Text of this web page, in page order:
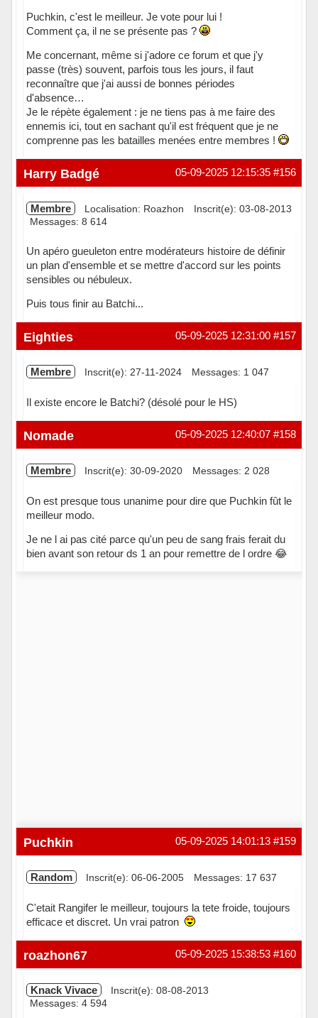
Puchkin, c'est le meilleur. Je vote pour lui !
Comment ça, il ne se présente pas ?
Me concernant, même si j'adore ce forum et que j'y
passe (très) souvent, parfois tous les jours, il faut
reconnaître que j'ai aussi de bonnes périodes
d'absence…
Je le répète également : je ne tiens pas à me faire des
ennemis ici, tout en sachant qu'il est fréquent que je ne
comprenne pas les batailles menées entre membres !
Hors ligne #156
05-09-2025 12:15:35
Harry Badgé
Membre Localisation: Roazhon
Inscrit(e): 03-08-2013
Messages: 8 614
Un apéro gueuleton entre modérateurs histoire de définir
un plan d'ensemble et se mettre d'accord sur les points
sensibles ou nébuleux.
Puis tous finir au Batchi...
Hors ligne #157
05-09-2025 12:31:00
Eighties
Membre Inscrit(e): 27-11-2024 Messages: 1 047
Il existe encore le Batchi? (désolé pour le HS)
Hors ligne #158
05-09-2025 12:40:07
Nomade
Membre Inscrit(e): 30-09-2020 Messages: 2 028
On est presque tous unanime pour dire que Puchkin fût le
meilleur modo.
Je ne l ai pas cité parce qu'un peu de sang frais ferait du
bien avant son retour ds 1 an pour remettre de l ordre 😂
#159
05-09-2025 14:01:13
Puchkin
Random Inscrit(e): 06-06-2005 Messages: 17 637
C'etait Rangifer le meilleur, toujours la tete froide, toujours
efficace et discret. Un vrai patron
Hors ligne #160
05-09-2025 15:38:53
roazhon67
Knack Vivace
Inscrit(e): 08-08-2013
Messages: 4 594